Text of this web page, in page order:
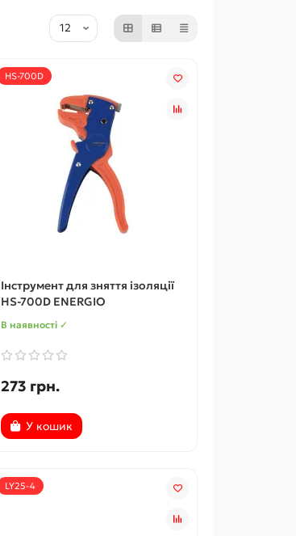
HS-700D
Інструмент для зняття ізоляції
HS-700D ENERGIO
В наявності ✓
273 грн.
У кошик
LY25-4